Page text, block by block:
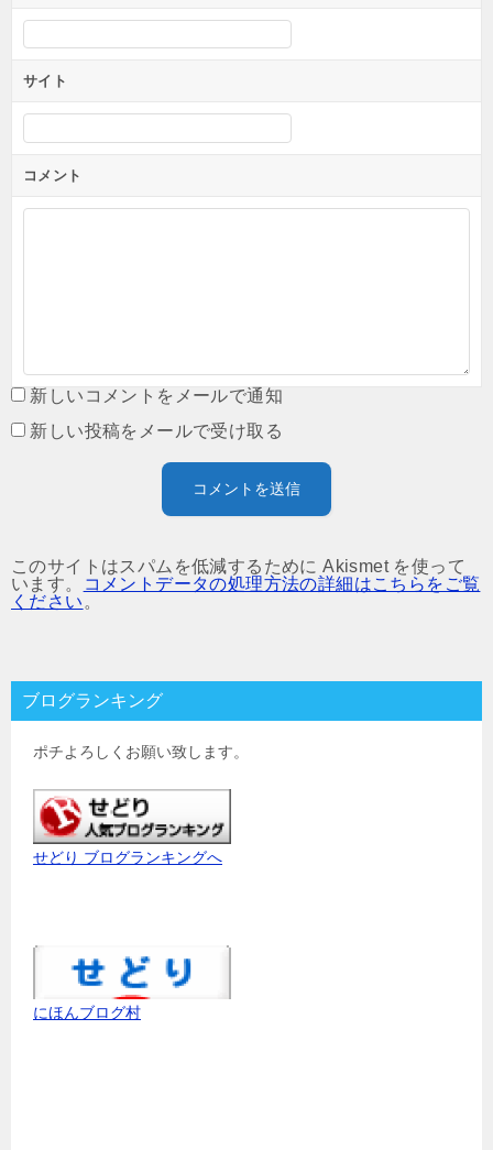
サイト
コメント
新しいコメントをメールで通知
新しい投稿をメールで受け取る
このサイトはスパムを低減するために Akismet を使って
います。
コメントデータの処理方法の詳細はこちらをご覧
ください 。
ブログランキング
ポチよろしくお願い致します。
せどり ブログランキングへ
にほんブログ村